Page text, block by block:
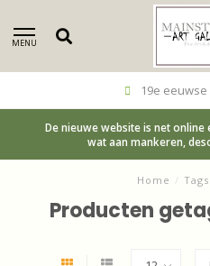
MENU
19e
De nieuwe website is net
wat aan mankeren,
Home / Tags
Producten